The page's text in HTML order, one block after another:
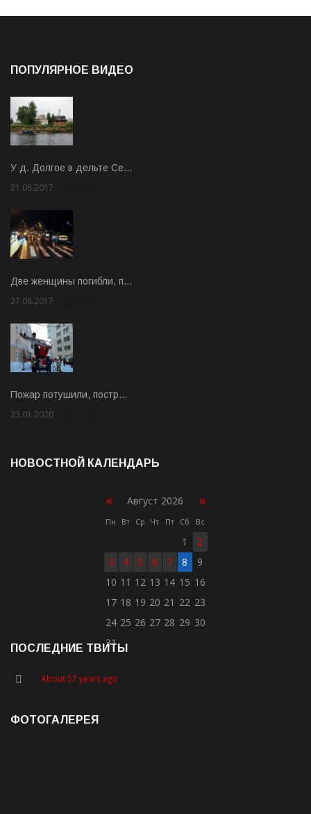
ПОПУЛЯРНОЕ ВИДЕО
У д. Долгое в дельте Се…
21.08.2017
Две женщины погибли, п…
27.08.2017
Пожар потушили, постр…
23.01.2020
НОВОСТНОЙ КАЛЕНДАРЬ
« Август 2026 »
Пн Вт Ср Чт Пт Сб Вс
1
2
3
4 5 6 7 8
9
10 11 12 13 14 15 16
17 18 19 20 21 22 23
24 25 26 27 28 29 30
31
ПОСЛЕДНИЕ ТВИТЫ
About 57 years ago
ФОТОГАЛЕРЕЯ